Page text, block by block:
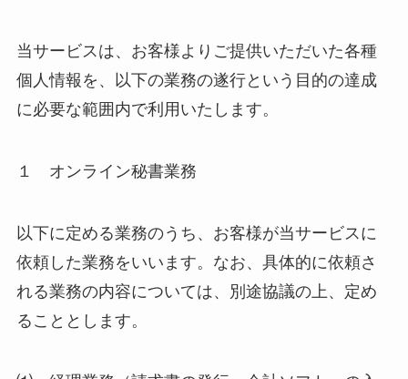
当サービスは、お客様よりご提供いただいた各種
個人情報を、以下の業務の遂行という目的の達成
に必要な範囲内で利用いたします。
１ オンライン秘書業務
以下に定める業務のうち、お客様が当サービスに
依頼した業務をいいます。なお、具体的に依頼さ
れる業務の内容については、別途協議の上、定め
ることとします。